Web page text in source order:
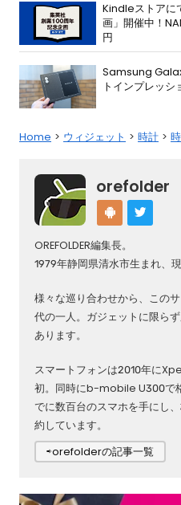
Kindleストアに
画」開催中！
円
Samsung
トインプレッシ
Home ウィジェット 時計
orefolder
OREFOLDER編集長。
1979年静岡県清水市生まれ、
様々な巡り合わせから、この
代の一人。ガジェットに限ら
あります。
スマートフォンは2010年に
初。同時にb-mobile U300で
でに数百台のスマホを手にし
約しています。
⇨orefolderの記事一覧